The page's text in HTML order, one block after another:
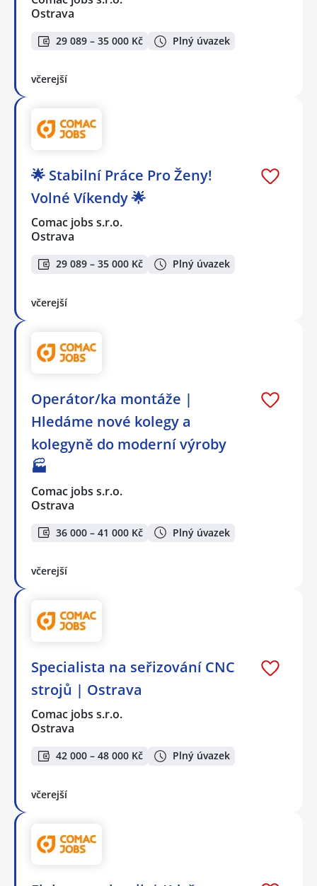
Ostrava
29 089 – 35 000 Kč Plný úvazek
včerejší
🌟 Stabilní Práce Pro Ženy!
Volné Víkendy 🌟
Comac jobs s.r.o.
Ostrava
29 089 – 35 000 Kč Plný úvazek
včerejší
Operátor/ka montáže |
Hledáme nové kolegy a
kolegyně do moderní výroby
🏭
Comac jobs s.r.o.
Ostrava
36 000 – 41 000 Kč Plný úvazek
včerejší
Specialista na seřizování CNC
strojů | Ostrava
Comac jobs s.r.o.
Ostrava
42 000 – 48 000 Kč Plný úvazek
včerejší